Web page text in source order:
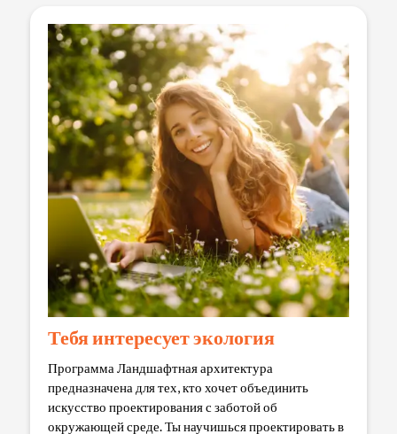
Тебя интересует экология
Программа Ландшафтная архитектура
предназначена для тех, кто хочет объединить
искусство проектирования с заботой об
окружающей среде. Ты научишься проектировать в